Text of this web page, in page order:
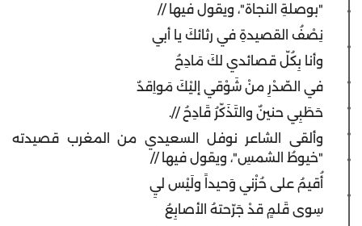
"بوصلةِ النجاة"، ويقول فيها //
نِصْفُ القصيدةِ في رثائكَ يا أبي
وأنا بِكُلّ قصائدي لكَ مَادِحُ
في الصّدْرِ منْ شَوْقي إليْكَ مَواِقدٌ
حَطَبِي حنينٌ والتَذَكّرُ قَادِحُ //.
وألقى الشاعر نوفل السعيدي من المغرب قصيدته
"خيوطُ الشمسِ"، ويقول فيها //
أُقيمُ على حُزْني وَحيداً ولَيْس ليِ
سِوى قَلمٍ قدْ جَرّحتهُ الأصابِعُ